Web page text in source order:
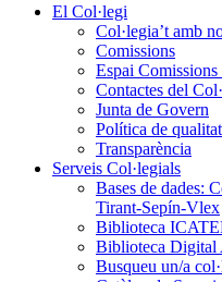
El Col·legi
Col·legia’t amb
Comissions
Espai
Contactes del
Junta de Govern
Política de qualitat
Transparència
Serveis Col·legials
Bases de dades:
Tirant-Sepín-Vlex
Biblioteca
Biblioteca Digital
Busqueu un/a